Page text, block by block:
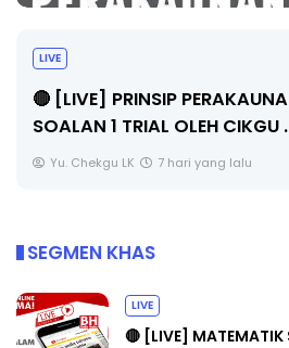
LIVE
🔴 [LIVE] PRINSIP
SOALAN 1 TRIAL OLEH CIKGU
Yu. Chekgu LK 7 hari yang lalu
SEGMEN KHAS
LIVE
🔴 [LIVE] MATEMATIK